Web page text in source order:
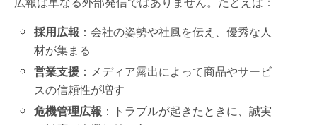
採用広報 ：会社の姿勢や社風を伝え、優秀な人
材が集まる
営業支援 ：メディア露出によって商品やサービ
スの信頼性が増す
危機管理広報 ：トラブルが起きたときに、誠実